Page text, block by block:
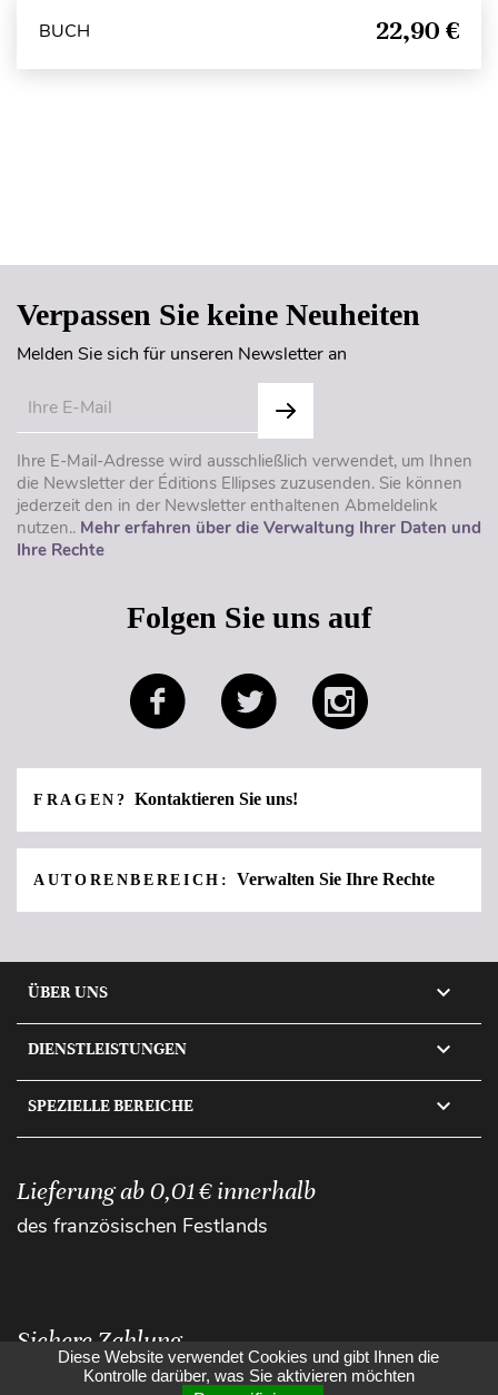
BUCH 22,90 €
Verpassen Sie keine Neuheiten
Melden Sie sich für unseren Newsletter an
Ihre E-Mail-Adresse wird ausschließlich verwendet, um Ihnen
die Newsletter der Éditions Ellipses zuzusenden. Sie können
jederzeit den in der Newsletter enthaltenen Abmeldelink
nutzen.. Mehr erfahren über die Verwaltung Ihrer Daten und
Ihre Rechte
Folgen Sie uns auf
FRAGEN?Kontaktieren Sie uns!
AUTORENBEREICH: Verwalten Sie Ihre Rechte
ÜBER UNS 
DIENSTLEISTUNGEN 
SPEZIELLE BEREICHE 
Lieferung ab 0,01 € innerhalb
des französischen Festlands
Sichere Zahlung
Diese Website verwendet Cookies und gibt Ihnen die
Kontrolle darüber, was Sie aktivieren möchten